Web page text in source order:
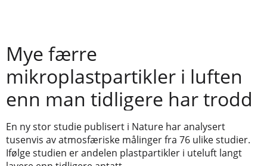
Mye færre
mikroplastpartikler i luften
enn man tidligere har trodd
En ny stor studie publisert i Nature har analysert
tusenvis av atmosfæriske målinger fra 76 ulike studier.
Ifølge studien er andelen plastpartikler i uteluft langt